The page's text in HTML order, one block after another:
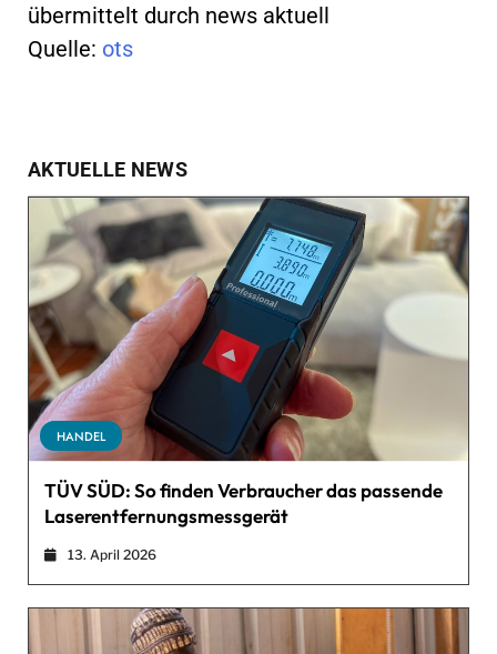
übermittelt durch news aktuell
Quelle: ots
AKTUELLE NEWS
HANDEL
TÜV SÜD: So finden Verbraucher das passende
Laserentfernungsmessgerät
13. April 2026